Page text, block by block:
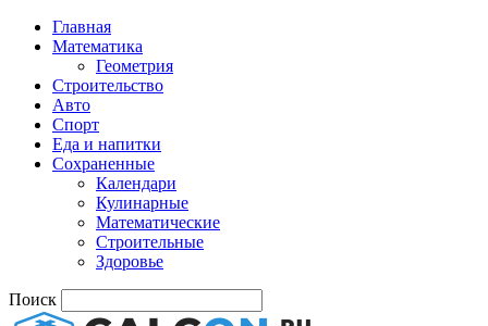
Главная
Математика
Геометрия
Строительство
Авто
Спорт
Еда и напитки
Сохраненные
Календари
Кулинарные
Математические
Строительные
Здоровье
Поиск